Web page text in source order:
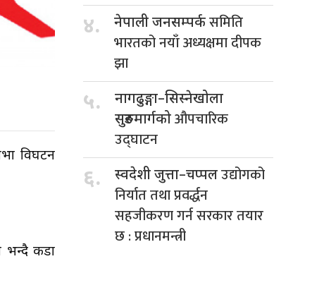
विघटन
भन्दै कडा
४. नेपाली जनसम्पर्कसमिति
भारतको नयाँ अध्यक्षमा दीपक
झा
५.
नागढुङ्गा–सिस्नेखोला
सुरुङमार्गकोऔपचारिक
उद्घाटन
६. स्वदेशी जुत्ता–चप्पलउद्योगको
निर्यात तथा प्रवर्द्धन
सहजीकरण गर्न सरकार तयार
छ : प्रधानमन्त्री